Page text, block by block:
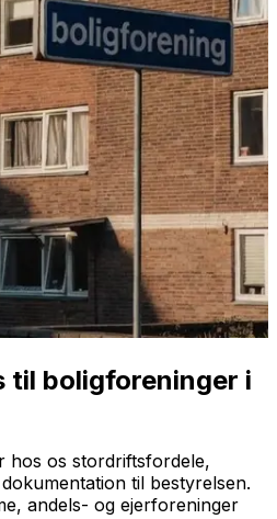
til boligforeninger i
hos os stordriftsfordele,
til bestyrelsen.
andels- og ejerforeninger